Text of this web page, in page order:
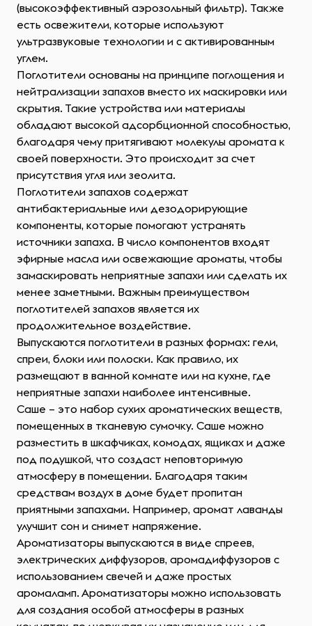
(высокоэффективный аэрозольный фильтр). Также
есть освежители, которые используют
ультразвуковые технологии и с активированным
углем.
Поглотители основаны на принципе поглощения и
нейтрализации запахов вместо их маскировки или
скрытия. Такие устройства или материалы
обладают высокой адсорбционной способностью,
благодаря чему притягивают молекулы аромата к
своей поверхности. Это происходит за счет
присутствия угля или зеолита.
Поглотители запахов содержат
антибактериальные или дезодорирующие
компоненты, которые помогают устранять
источники запаха. В число компонентов входят
эфирные масла или освежающие ароматы, чтобы
замаскировать неприятные запахи или сделать их
менее заметными. Важным преимуществом
поглотителей запахов является их
продолжительное воздействие.
Выпускаются поглотители в разных формах: гели,
спреи, блоки или полоски. Как правило, их
размещают в ванной комнате или на кухне, где
неприятные запахи наиболее интенсивные.
Саше – это набор сухих ароматических веществ,
помещенных в тканевую сумочку. Саше можно
разместить в шкафчиках, комодах, ящиках и даже
под подушкой, что создаст неповторимую
атмосферу в помещении. Благодаря таким
средствам воздух в доме будет пропитан
приятными запахами. Например, аромат лаванды
улучшит сон и снимет напряжение.
Ароматизаторы выпускаются в виде спреев,
электрических диффузоров, аромадиффузоров с
использованием свечей и даже простых
аромаламп. Ароматизаторы можно использовать
для создания особой атмосферы в разных